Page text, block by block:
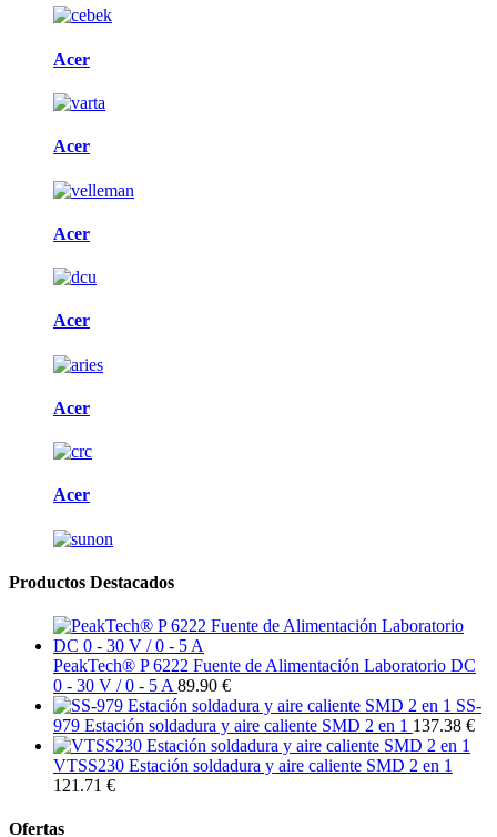
Acer
Acer
Acer
Acer
Acer
Acer
Productos Destacados
PeakTech® P 6222 Fuente de Alimentación Laboratorio DC
0 - 30 V / 0 - 5 A 89.90 €
SS-
979 Estación soldadura y aire caliente SMD 2 en 1 137.38 €
VTSS230 Estación soldadura y aire caliente SMD 2 en 1
121.71 €
Ofertas